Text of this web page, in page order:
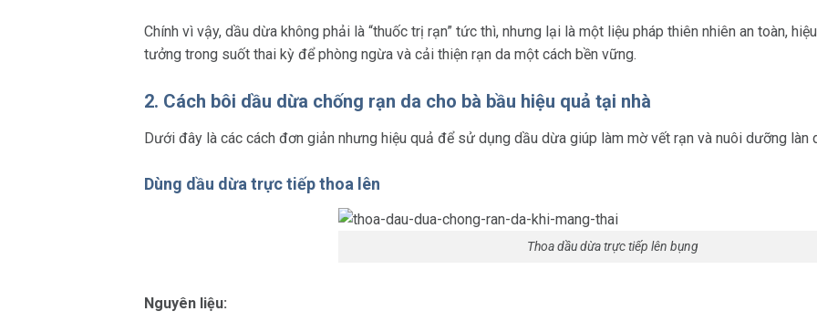
Chính vì vậy, dầu dừa không phải là “thuốc trị rạn” tức thì, nhưng lại là một liệu pháp thiên nhiên an toàn,
tưởng trong suốt thai kỳ để phòng ngừa và cải thiện rạn da một cách bền vững.
2. Cách bôi dầu dừa chống rạn da cho bà bầu hiệu quả tại nhà
Dưới đây là các cách đơn giản nhưng hiệu quả để sử dụng dầu dừa giúp làm mờ vết rạn và nuôi dưỡng làn
Dùng dầu dừa trực tiếp thoa lên
Thoa dầu dừa trực tiếp lên bụng
Nguyên liệu: